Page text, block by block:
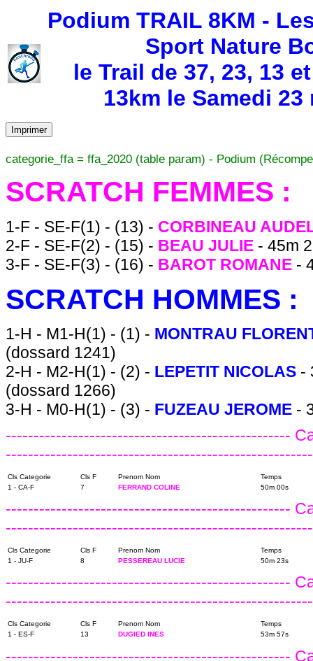
Podium TRAIL 8KM -
Sport Nature
le Trail de 37, 23, 13
13km le Samedi
Imprimer
categorie_ffa = ffa_2020 (table param) - Podium
SCRATCH FEMMES :
1-F - SE-F(1) - (13) - CORBINEAU
2-F - SE-F(2) - (15) - BEAU JULIE - 45m
3-F - SE-F(3) - (16) - BAROT ROMANE -
SCRATCH HOMMES :
1-H - M1-H(1) - (1) - MONTRAU
(dossard 1241)
2-H - M2-H(1) - (2) - LEPETIT NICOLAS -
(dossard 1266)
3-H - M0-H(1) - (3) - FUZEAU JEROME -
---------------------------------------------------
Cls Categorie Cls F Prenom Nom
Temps
1 - CA-F
7 FERRAND COLINE 50m 00s
---------------------------------------------------
Cls Categorie Cls F Prenom Nom
Temps
1 - JU-F
8 PESSEREAU LUCIE 50m 23s
---------------------------------------------------
Cls Categorie Cls F Prenom Nom
Temps
1 - ES-F
13 DUGIED INES 53m 57s
---------------------------------------------------